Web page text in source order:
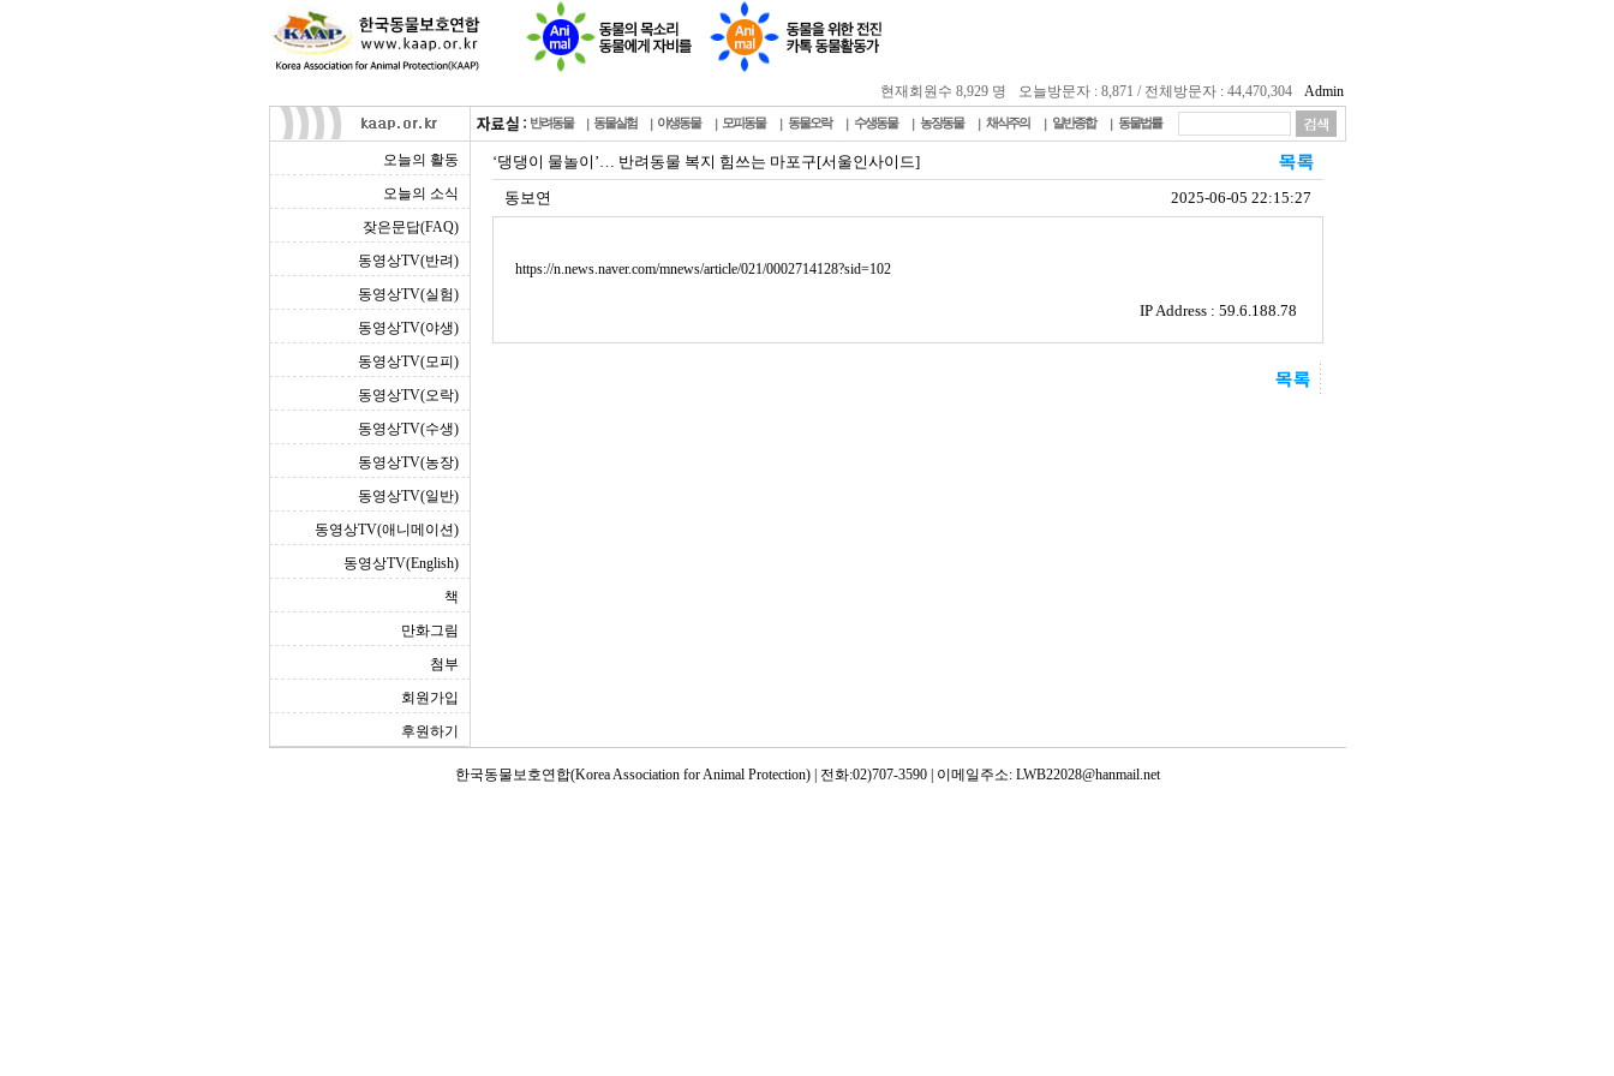
현재회원수 8,929 명 오늘방문자 : 8,871 / 전체방문자 : 44,470,304 Admin
반려동물 동물실험 야생동물 모피동물 동물오락 수생동물 농장동물 채식주의 일반종합 동물법률
오늘의 활동
오늘의 소식
잦은문답(FAQ)
동영상TV(반려)
동영상TV(실험)
동영상TV(야생)
동영상TV(모피)
동영상TV(오락)
동영상TV(수생)
동영상TV(농장)
동영상TV(일반)
동영상TV(애니메이션)
동영상TV(English)
책
만화그림
첨부
회원가입
후원하기
‘댕댕이 물놀이’… 반려동물 복지 힘쓰는 마포구[서울인사이드]
동보연
2025-06-05 22:15:27
https://n.news.naver.com/mnews/article/021/0002714128?sid=102
IP Address : 59.6.188.78
한국동물보호연합(Korea Association for Animal Protection) | 전화:02)707-3590 | 이메일주소: LWB22028@hanmail.net